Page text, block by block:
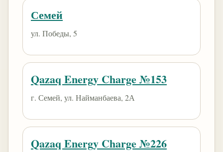
Семей
​ул. Победы, 5
Qazaq Energy Charge №153
г. Семей, ул. Найманбаева, 2А
Qazaq Energy Charge №226